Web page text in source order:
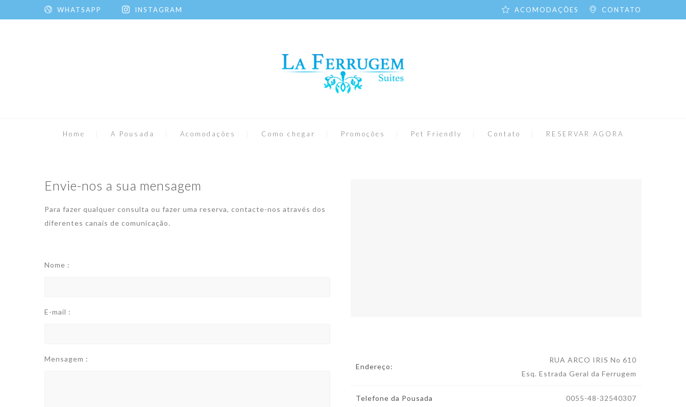
WHATSAPP INSTAGRAM CONTATO
ACOMODAÇŌES
Home A Pousada Acomodações Como chegar Promoções Pet Friendly Contato RESERVAR AGORA
Envie-nos a sua mensagem
Para fazer qualquer consulta ou fazer uma reserva, contacte-nos através dos
diferentes canais de comunicação.
Nome :
E-mail :
Mensagem :
Endereço:
RUA ARCO IRIS No 610
Esq. Estrada Geral da Ferrugem
Telefone da Pousada 0055-48-32540307